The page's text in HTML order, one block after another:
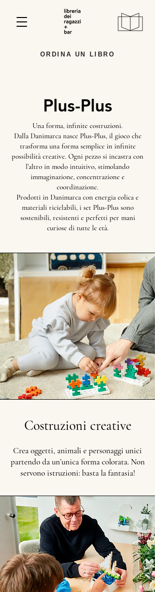
ORDINA UN LIBRO
Plus-Plus
Una forma, infinite costruzioni.
Dalla Danimarca nasce Plus-Plus, il gioco che
trasforma una forma semplice in infinite
possibilità creative. Ogni pezzo si incastra con
l’altro in modo intuitivo, stimolando
immaginazione, concentrazione e
coordinazione.
Prodotti in Danimarca con energia eolica e
materiali riciclabili, i set Plus-Plus sono
sostenibili, resistenti e perfetti per mani
curiose di tutte le età.
Costruzioni creative
Crea oggetti, animali e personaggi unici
partendo da un’unica forma colorata. Non
servono istruzioni: basta la fantasia!